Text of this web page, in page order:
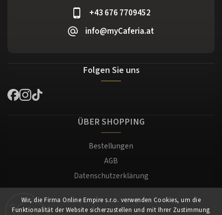
Wir, die Firma Online Empire s.r.o. verwenden Cookies, um die
Funktionalität der Website sicherzustellen und mit Ihrer Zustimmung
+43 676 7709452
info@myCaferia.at
Folgen Sie uns
ÜBER SHOPPING
Bestellungen
AGB
Datenschutzerklärung
Versand und Zahlung
Warenrücksendung